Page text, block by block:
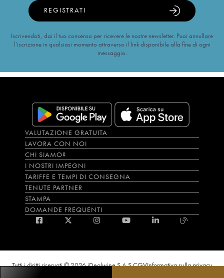
REGISTRATI
Iscrivendoti, dai il tuo consenso per ricevere le nostre newsletter. Puoi annullare
l’iscrizione in qualsiasi momento attraverso il link disponibile alla fine di ogni
messaggio.
VALUTAZIONE GRATUITA
LAVORA CON NOI
CHI SIAMO?
I NOSTRI IMPEGNI
TARIFFE E TEMPI DI CONSEGNA
TENUTE PARTNER
STAMPA
DOMANDE FREQUENTI
Tutti i diritti riservati © 2026 iDealwine S.A.S.CGVInformativa sulla privacy